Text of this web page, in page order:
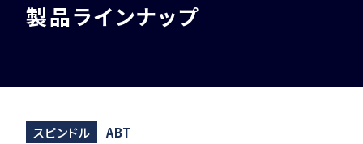
製品情報
製品ラインナップ
スピンドル ABT